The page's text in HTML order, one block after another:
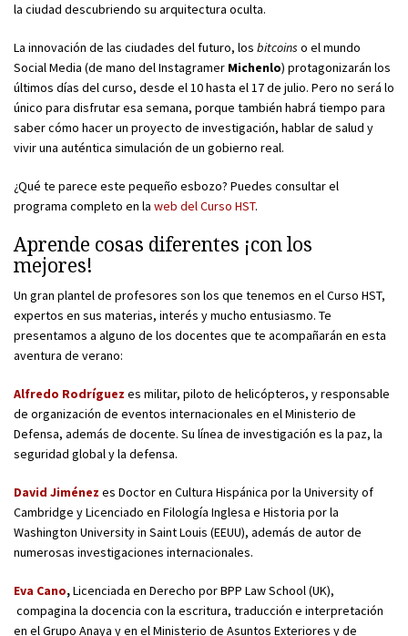
la ciudad descubriendo su arquitectura oculta.
La innovación de las ciudades del futuro, los bitcoins o el mundo
Social Media (de mano del Instagramer Michenlo) protagonizarán los
últimos días del curso, desde el 10 hasta el 17 de julio. Pero no será lo
único para disfrutar esa semana, porque también habrá tiempo para
saber cómo hacer un proyecto de investigación, hablar de salud y
vivir una auténtica simulación de un gobierno real.
¿Qué te parece este pequeño esbozo? Puedes consultar el
programa completo en la web del Curso HST.
Aprende cosas diferentes ¡con los
mejores!
Un gran plantel de profesores son los que tenemos en el Curso HST,
expertos en sus materias, interés y mucho entusiasmo. Te
presentamos a alguno de los docentes que te acompañarán en esta
aventura de verano:
Alfredo Rodríguez es militar, piloto de helicópteros, y responsable
de organización de eventos internacionales en el Ministerio de
Defensa, además de docente. Su línea de investigación es la paz, la
seguridad global y la defensa.
David Jiménez es Doctor en Cultura Hispánica por la University of
Cambridge y Licenciado en Filología Inglesa e Historia por la
Washington University in Saint Louis (EEUU), además de autor de
numerosas investigaciones internacionales.
Eva Cano,Licenciada en Derecho por BPP Law School (UK),
compagina la docencia con la escritura, traducción e interpretación
en el Grupo Anaya y en el Ministerio de Asuntos Exteriores y de